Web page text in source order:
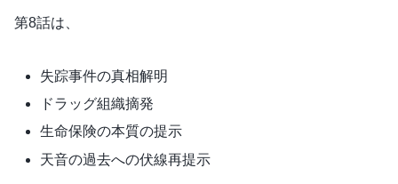
第8話は、
失踪事件の真相解明
ドラッグ組織摘発
生命保険の本質の提示
天音の過去への伏線再提示